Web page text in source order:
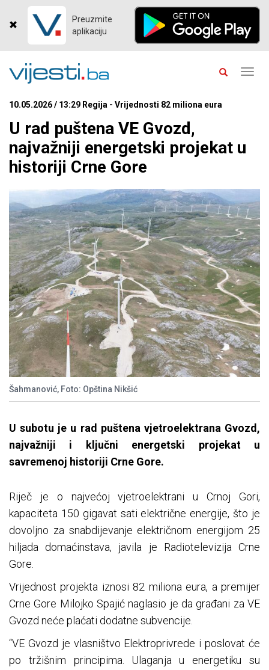
Preuzmite
aplikaciju
10.05.2026 / 13:29 Regija - Vrijednosti 82 miliona eura
U rad puštena VE Gvozd,
najvažniji energetski projekat u
historiji Crne Gore
Šahmanović, Foto: Opština Nikšić
U subotu je u rad puštena vjetroelektrana Gvozd,
najvažniji i ključni energetski projekat u
savremenoj historiji Crne Gore.
Riječ je o najvećoj vjetroelektrani u Crnoj Gori,
kapaciteta 150 gigavat sati električne energije, što je
dovoljno za snabdijevanje električnom energijom 25
hiljada domaćinstava, javila je Radiotelevizija Crne
Gore.
Vrijednost projekta iznosi 82 miliona eura, a premijer
Crne Gore Milojko Spajić naglasio je da građani za VE
Gvozd neće plaćati dodatne subvencije.
“VE Gvozd je vlasništvo Elektroprivrede i poslovat će
po tržišnim principima. Ulaganja u energetiku su